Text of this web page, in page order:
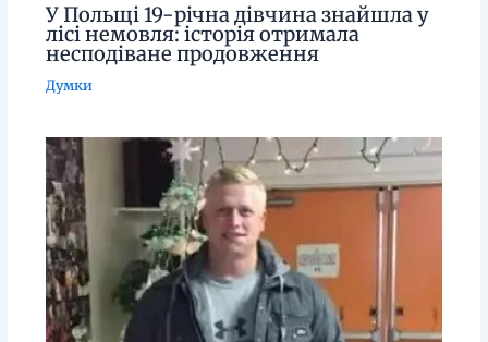
У Польщі 19-річна дівчина знайшла у
лісі немовля: історія отримала
несподіване продовження
Думки